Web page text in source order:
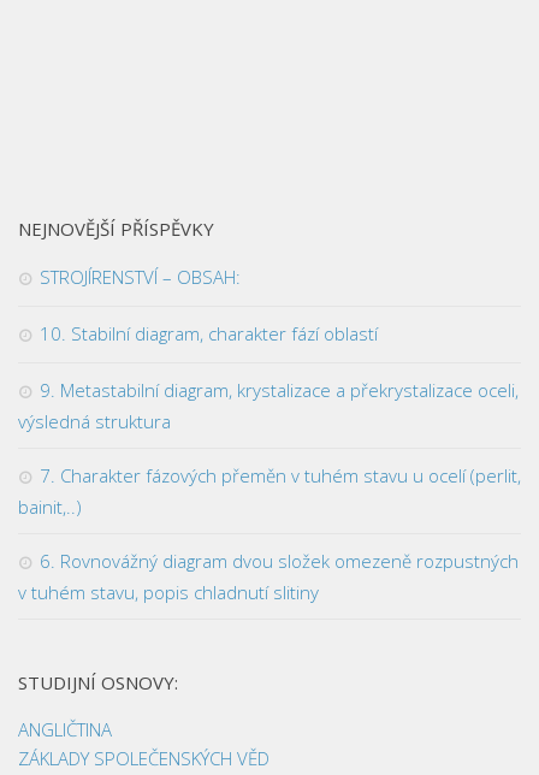
NEJNOVĚJŠÍ PŘÍSPĚVKY
STROJÍRENSTVÍ – OBSAH:
10. Stabilní diagram, charakter fází oblastí
9. Metastabilní diagram, krystalizace a překrystalizace oceli,
výsledná struktura
7. Charakter fázových přeměn v tuhém stavu u ocelí (perlit,
bainit,..)
6. Rovnovážný diagram dvou složek omezeně rozpustných
v tuhém stavu, popis chladnutí slitiny
STUDIJNÍ OSNOVY:
ANGLIČTINA
ZÁKLADY SPOLEČENSKÝCH VĚD